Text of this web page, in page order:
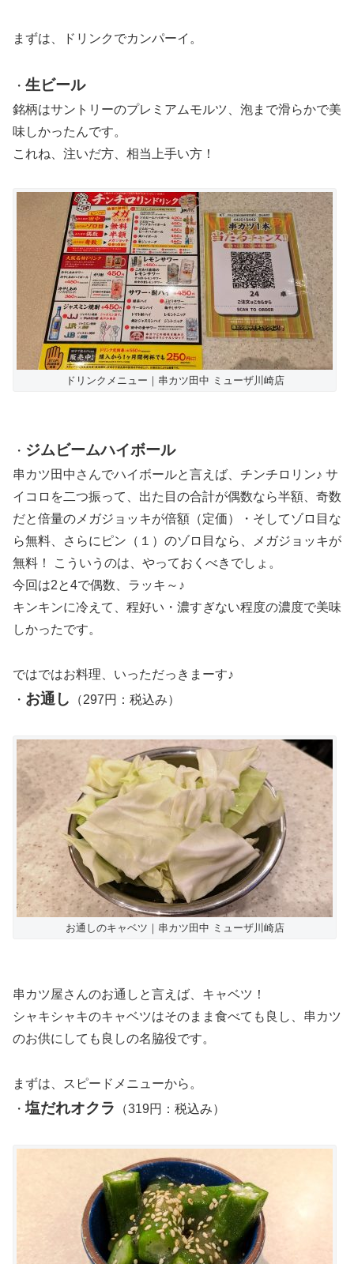
まずは、ドリンクでカンパーイ。
・ 生ビール
銘柄はサントリーのプレミアムモルツ、泡まで滑らかで美
味しかったんです。
これね、注いだ方、相当上手い方！
ドリンクメニュー｜串カツ田中 ミューザ川崎店
・ ジムビームハイボール
串カツ田中さんでハイボールと言えば、チンチロリン♪ サ
イコロを二つ振って、出た目の合計が偶数なら半額、奇数
だと倍量のメガジョッキが倍額（定価）・そしてゾロ目な
ら無料、さらにピン（１）のゾロ目なら、メガジョッキが
無料！ こういうのは、やっておくべきでしょ。
今回は2と4で偶数、ラッキ～♪
キンキンに冷えて、程好い・濃すぎない程度の濃度で美味
しかったです。
ではではお料理、いっただっきまーす♪
・ お通し （297円：税込み）
お通しのキャベツ｜串カツ田中 ミューザ川崎店
串カツ屋さんのお通しと言えば、キャベツ！
シャキシャキのキャベツはそのまま食べても良し、串カツ
のお供にしても良しの名脇役です。
まずは、スピードメニューから。
・塩だれオクラ （319円：税込み）